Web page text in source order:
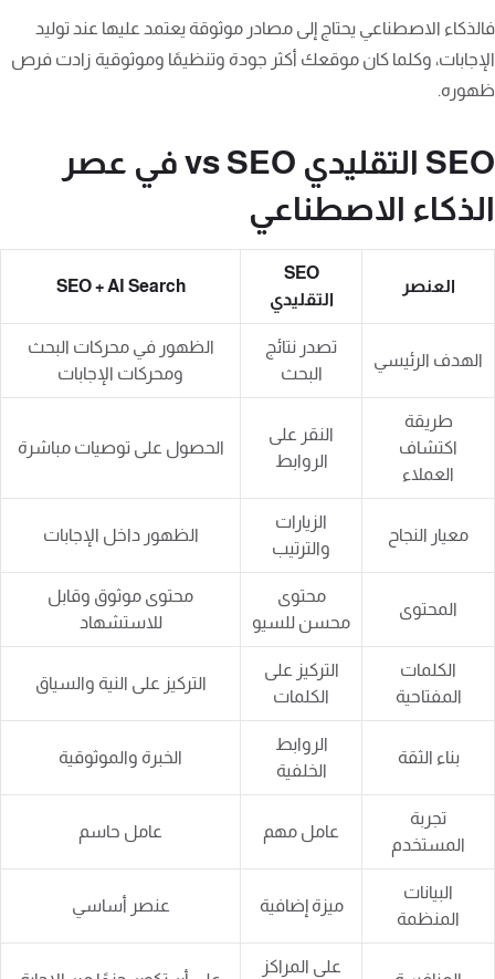
فالذكاء الاصطناعي يحتاج إلى مصادر موثوقة يعتمد عليها عند توليد
الإجابات، وكلما كان موقعك أكثر جودة وتنظيمًا وموثوقية زادت فرص
ظهوره.
SEO التقليدي vs SEO في عصر
الذكاء الاصطناعي
العنصر
SEO
التقليدي
SEO + AI Search
الهدف الرئيسي
تصدر نتائج
البحث
الظهور في محركات البحث
ومحركات الإجابات
طريقة
اكتشاف
العملاء
النقر على
الروابط
الحصول على توصيات مباشرة
معيار النجاح
الزيارات
والترتيب
الظهور داخل الإجابات
المحتوى
محتوى
محسن للسيو
محتوى موثوق وقابل
للاستشهاد
الكلمات
المفتاحية
التركيز على
الكلمات
التركيز على النية والسياق
بناء الثقة
الروابط
الخلفية
الخبرة والموثوقية
تجربة
المستخدم
عامل مهم عامل حاسم
البيانات
المنظمة
ميزة إضافية عنصر أساسي
على المراكز